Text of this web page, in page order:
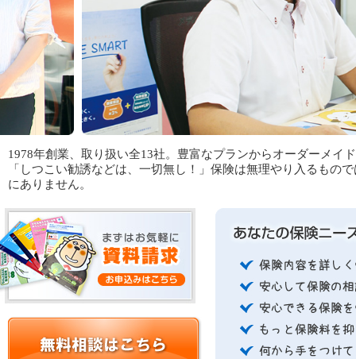
1978年創業、取り扱い全13社。豊富なプランからオーダーメイ
「しつこい勧誘などは、一切無し！」保険は無理やり入るもの
にありません。